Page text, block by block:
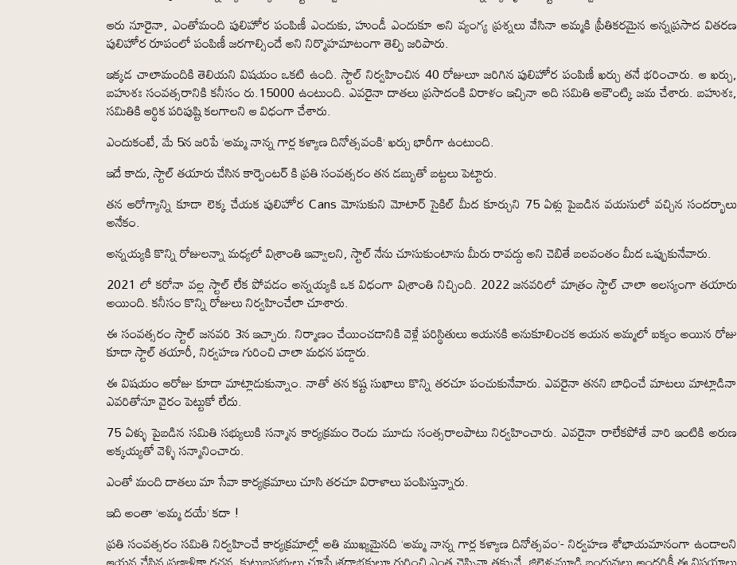
ఆరు నూరైనా, ఎంతోమంది పులిహోర పంపిణీ ఎందుకు, హుండీ ఎందుకూ అని వ్యంగ్య ప్రశ్నలు వేసినా అమ్మకి ప్రీతికరమైన అన్నప్రసాద వితరణ
పులిహోర రూపంలో పంపిణీ జరగాల్సిందే అని నిర్మొహమాటంగా తెల్పి జరిపారు.
ఇక్కడ చాలామందికి తెలియని విషయం ఒకటి ఉంది. స్టాల్ నిర్వహించిన 40 రోజులూ జరిగిన పులిహోర పంపిణీ ఖర్చు తనే భరించారు. ఆ ఖర్చు,
బహుశః సంవత్సరానికి కనీసం రు.15000 ఉంటుంది. ఎవరైనా దాతలు ప్రసాదంకి విరాళం ఇచ్చినా అది సమితి అకౌంట్కి జమ చేశారు. బహుశః,
సమితికి ఆర్థిక పరిపుష్టి కలగాలని ఆ విధంగా చేశారు.
ఎందుకంటే, మే 5న జరిపే ‘అమ్మ నాన్న గార్ల కళ్యాణ దినోత్సవంకి’ ఖర్చు భారీగా ఉంటుంది.
ఇదే కాదు, స్టాల్ తయారు చేసిన కార్పెంటర్ కి ప్రతి సంవత్సరం తన డబ్బుతో బట్టలు పెట్టారు.
తన ఆరోగ్యాన్ని కూడా లెక్క చేయక పులిహోర Cans మోసుకుని మోటార్ సైకిల్ మీద కూర్చుని 75 ఏళ్లు పైబడిన వయసులో వచ్చిన సందర్భాలు
అనేకం.
అన్నయ్యకి కొన్ని రోజులన్నా మధ్యలో విశ్రాంతి ఇవ్వాలని, స్టాల్ నేను చూసుకుంటాను మీరు రావద్దు అని చెబితే బలవంతం మీద ఒప్పుకునేవారు.
2021 లో కరోనా వల్ల స్టాల్ లేక పోవడం అన్నయ్యకి ఒక విధంగా విశ్రాంతి నిచ్చింది. 2022 జనవరిలో మాత్రం స్టాల్ చాలా ఆలస్యంగా తయారు
అయింది. కనీసం కొన్ని రోజులు నిర్వహించేలా చూశారు.
ఈ సంవత్సరం స్టాల్ జనవరి 3న ఇచ్చారు. నిర్మాణం చేయించడానికి వెళ్లే పరిస్థితులు ఆయనకి అనుకూలించక ఆయన అమ్మలో ఐక్యం అయిన రోజు
కూడా స్టాల్ తయారీ, నిర్వహణ గురించి చాలా మధన పడ్డారు.
ఈ విషయం ఆరోజు కూడా మాట్లాడుకున్నాం. నాతో తన కష్ట సుఖాలు కొన్ని తరచూ పంచుకునేవారు. ఎవరైనా తనని బాధించే మాటలు మాట్లాడినా
ఎవరితోనూ వైరం పెట్టుకో లేదు.
75 ఏళ్ళు పైబడిన సమితి సభ్యులుకి సన్మాన కార్యక్రమం రెండు మూడు సంత్సరాలపాటు నిర్వహించారు. ఎవరైనా రాలేకపోతే వారి ఇంటికి అరుణ
అక్కయ్యతో వెళ్ళి సన్మానించారు.
ఎంతో మంది దాతలు మా సేవా కార్యక్రమాలు చూసి తరచూ విరాళాలు పంపిస్తున్నారు.
ఇది అంతా ‘అమ్మ దయే’ కదా !
ప్రతి సంవత్సరం సమితి నిర్వహించే కార్యక్రమాల్లో అతి ముఖ్యమైనది ‘అమ్మ నాన్న గార్ల కళ్యాణ దినోత్సవం’- నిర్వహణ శోభాయమానంగా ఉండాలని